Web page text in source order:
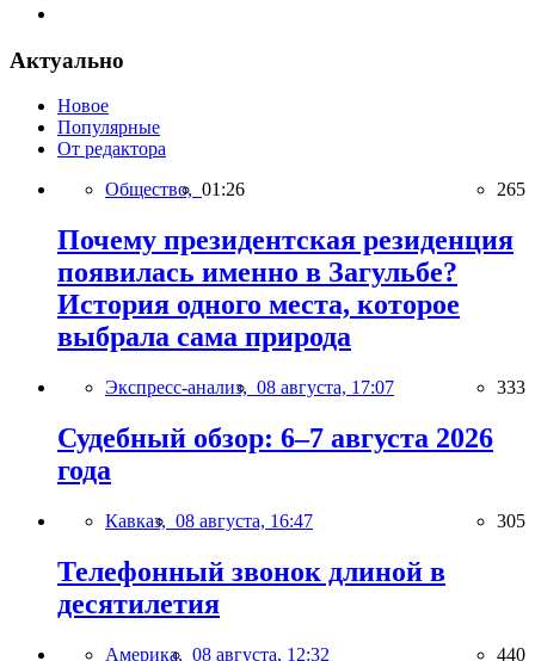
Актуально
Новое
Популярные
От редактора
Общество, 01:26 265
Почему президентская резиденция
появилась именно в Загульбе?
История одного места, которое
выбрала сама природа
Экспресс-анализ, 08 августа, 17:07 333
Судебный обзор: 6–7 августа 2026
года
Кавказ, 08 августа, 16:47 305
Телефонный звонок длиной в
десятилетия
Америка, 08 августа, 12:32 440